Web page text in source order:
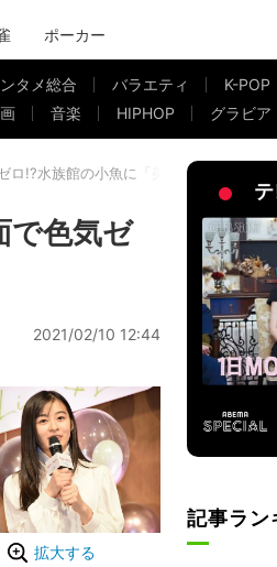
ポーカー
タメ総合 バラエティ K-POP
音楽 HIPHOP グラビア
!?水族館の小魚に「美味そう」
で色気ゼ
2021/02/10 12:44
拡大する
記事ラン